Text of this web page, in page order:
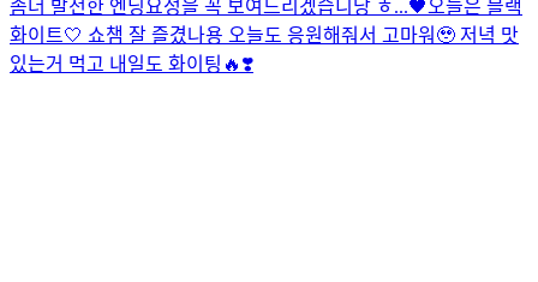
좀더 발전한 엔딩요정을 꼭 보여드리겠습니당 ㅎ...🖤오늘은 블랙
화이트🤍 쇼챔 잘 즐겼나용 오늘도 응원해줘서 고마워🥹 저녁 맛
있는거 먹고 내일도 화이팅🔥❣️